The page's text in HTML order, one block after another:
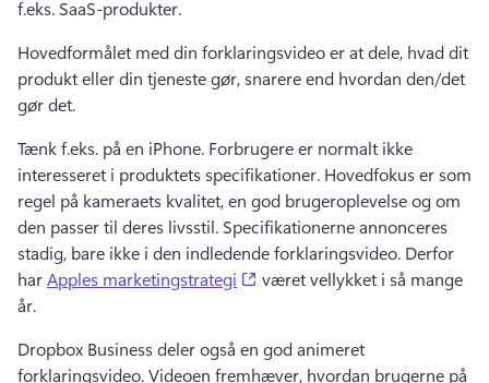
f.eks. SaaS-produkter.
Hovedformålet med din forklaringsvideo er at dele, hvad dit
produkt eller din tjeneste gør, snarere end hvordan den/det
gør det.
Tænk f.eks. på en iPhone. Forbrugere er normalt ikke
interesseret i produktets specifikationer. Hovedfokus er som
regel på kameraets kvalitet, en god brugeroplevelse og om
den passer til deres livsstil. Specifikationerne annonceres
stadig, bare ikke i den indledende forklaringsvideo. Derfor
har Apples marketingstrategi (opens in a new tab)
været vellykket i så mange
år.
Dropbox Business deler også en god animeret
forklaringsvideo. Videoen fremhæver, hvordan brugerne på